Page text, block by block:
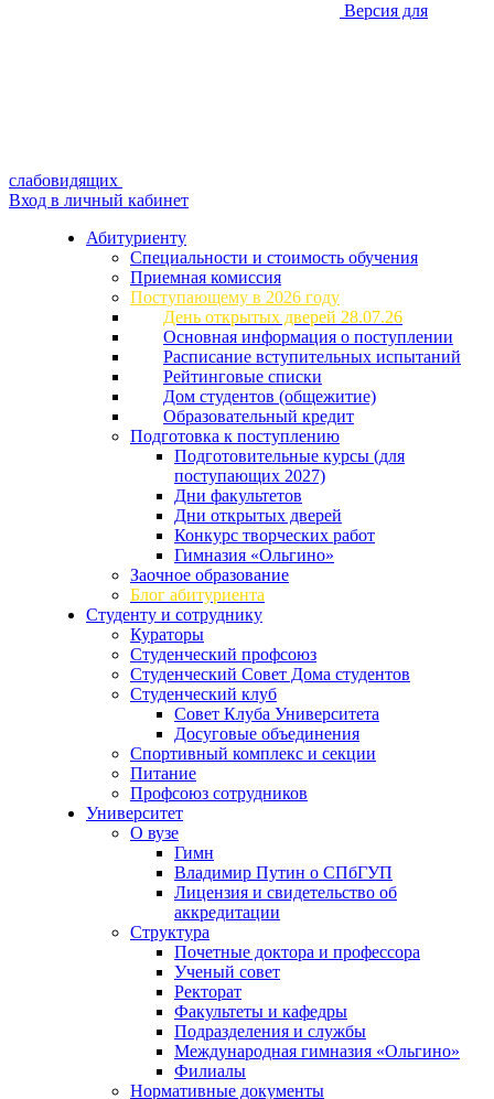
Версия для
слабовидящих
Вход в личный кабинет
Абитуриенту
Специальности и стоимость обучения
Приемная комиссия
Поступающему в 2026 году
День открытых дверей 28.07.26
Основная информация о поступлении
Расписание вступительных испытаний
Рейтинговые списки
Дом студентов (общежитие)
Образовательный кредит
Подготовка к поступлению
Подготовительные курсы (для
поступающих 2027)
Дни факультетов
Дни открытых дверей
Конкурс творческих работ
Гимназия «Ольгино»
Заочное образование
Блог абитуриента
Студенту и сотруднику
Кураторы
Студенческий профсоюз
Студенческий Совет Дома студентов
Студенческий клуб
Совет Клуба Университета
Досуговые объединения
Спортивный комплекс и секции
Питание
Профсоюз сотрудников
Университет
О вузе
Гимн
Владимир Путин о СПбГУП
Лицензия и свидетельство об
аккредитации
Структура
Почетные доктора и профессора
Ученый совет
Ректорат
Факультеты и кафедры
Подразделения и службы
Международная гимназия «Ольгино»
Филиалы
Нормативные документы